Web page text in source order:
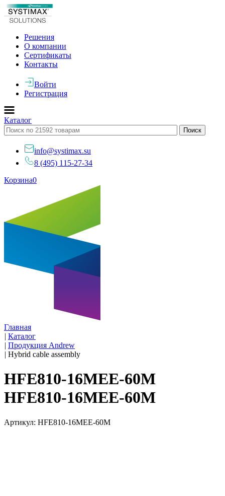
Решения
О компании
Сертификаты
Контакты
Войти
Регистрация
Каталог
info@systimax.su
8 (495) 115-27-34
Корзина0
Главная
| Каталог
| Продукция Andrew
| Hybrid cable assembly
HFE810-16MEE-60M
HFE810-16MEE-60M
Артикул: HFE810-16MEE-60M